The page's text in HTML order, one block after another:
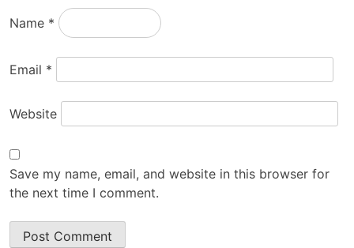
Name *
Email *
Website
Save my name, email, and website in this browser for
the next time I comment.